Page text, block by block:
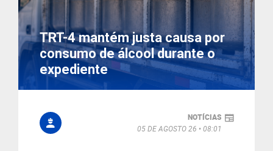
TRT-4 mantém justa causa por
consumo de álcool durante o
expediente
NOTÍCIAS
05 DE AGOSTO 26
08:01